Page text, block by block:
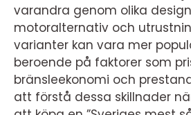
varandra genom olika
motoralternativ och
varianter kan vara mer
beroende på faktorer som
bränsleekonomi och
att förstå dessa skillnader